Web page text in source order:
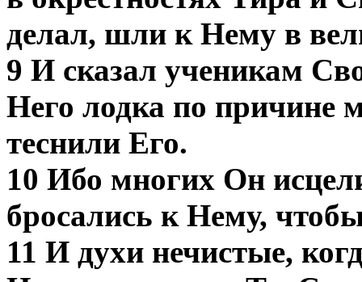
делал, шли к Нему в
9 И сказал ученикам
Него лодка по причине
теснили Его.
10 Ибо многих Он
бросались к Нему,
11 И духи нечистые,